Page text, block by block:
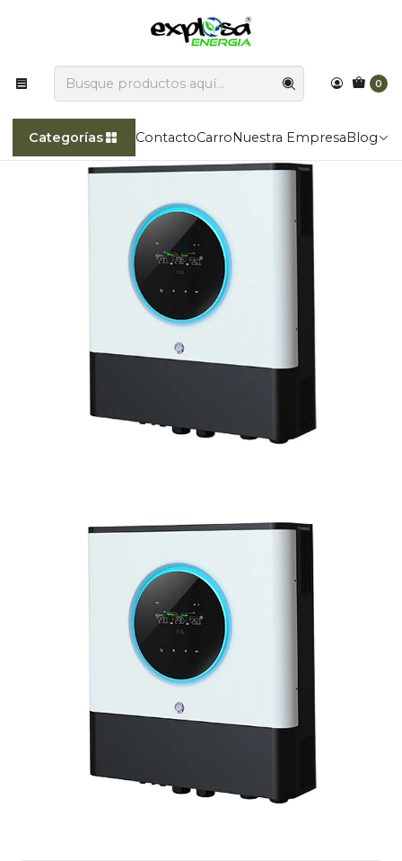
0
Categorías ContactoCarroNuestra EmpresaBlog
Explosa Energía transforma la luz del sol en poder!!
Axpert MAX E 11kW 48V